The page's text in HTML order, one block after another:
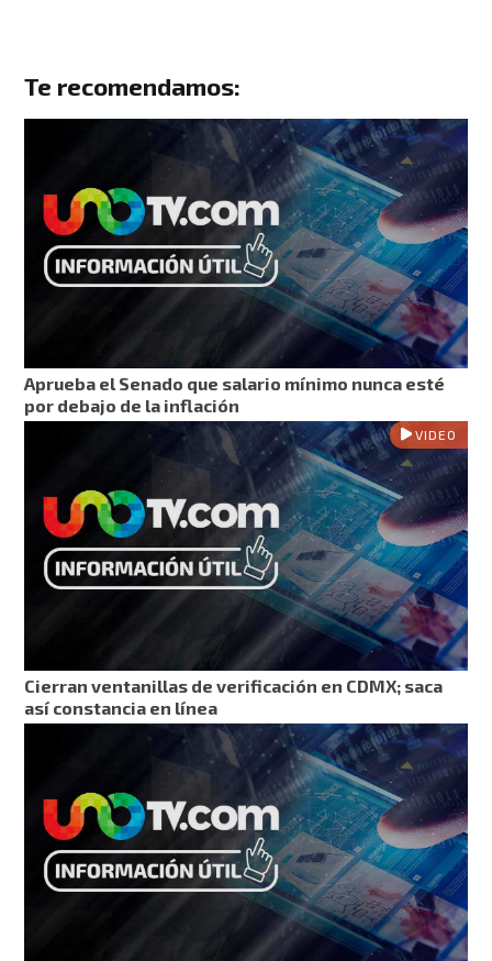
Te recomendamos:
Aprueba el Senado que salario mínimo nunca esté
por debajo de la inflación
VIDEO
Cierran ventanillas de verificación en CDMX; saca
así constancia en línea